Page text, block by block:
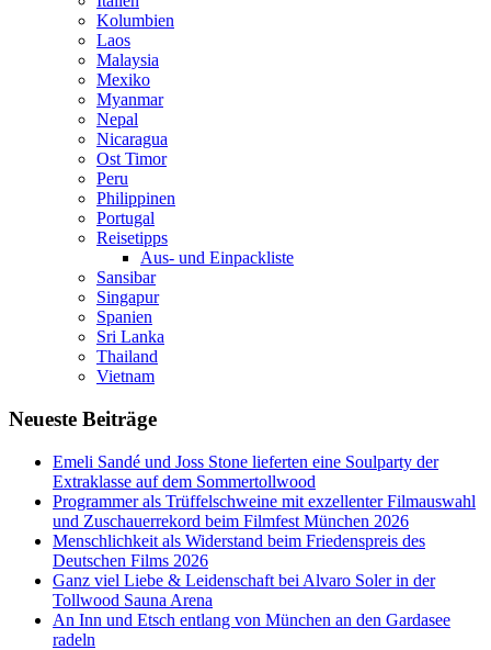
Kolumbien
Laos
Malaysia
Mexiko
Myanmar
Nepal
Nicaragua
Ost Timor
Peru
Philippinen
Portugal
Reisetipps
Aus- und Einpackliste
Sansibar
Singapur
Spanien
Sri Lanka
Thailand
Vietnam
Neueste Beiträge
Emeli Sandé und Joss Stone lieferten eine Soulparty der
Extraklasse auf dem Sommertollwood
Programmer als Trüffelschweine mit exzellenter Filmauswahl
und Zuschauerrekord beim Filmfest München 2026
Menschlichkeit als Widerstand beim Friedenspreis des
Deutschen Films 2026
Ganz viel Liebe & Leidenschaft bei Alvaro Soler in der
Tollwood Sauna Arena
An Inn und Etsch entlang von München an den Gardasee
radeln